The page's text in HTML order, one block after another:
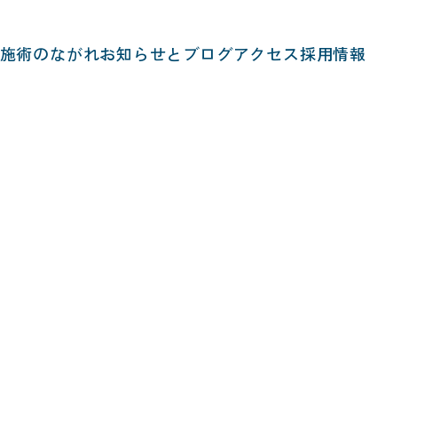
施術のながれお知らせとブログアクセス採用情報